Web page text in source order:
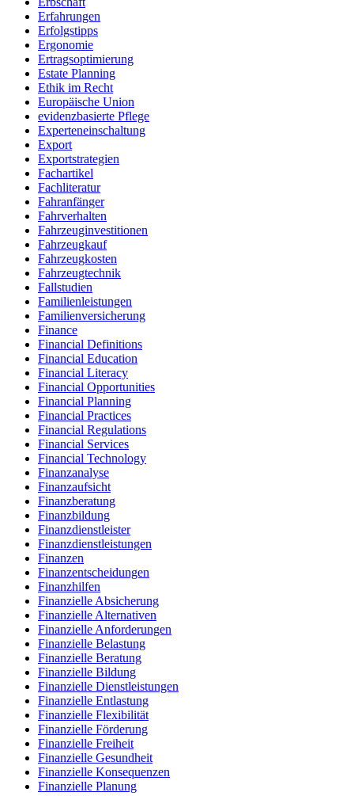
Erfahrungen
Erfolgstipps
Ergonomie
Ertragsoptimierung
Estate Planning
Ethik im Recht
Europäische Union
evidenzbasierte Pflege
Experteneinschaltung
Export
Exportstrategien
Fachartikel
Fachliteratur
Fahranfänger
Fahrverhalten
Fahrzeuginvestitionen
Fahrzeugkauf
Fahrzeugkosten
Fahrzeugtechnik
Fallstudien
Familienleistungen
Familienversicherung
Finance
Financial Definitions
Financial Education
Financial Literacy
Financial Opportunities
Financial Planning
Financial Practices
Financial Regulations
Financial Services
Financial Technology
Finanzanalyse
Finanzaufsicht
Finanzberatung
Finanzbildung
Finanzdienstleister
Finanzdienstleistungen
Finanzen
Finanzentscheidungen
Finanzhilfen
Finanzielle Absicherung
Finanzielle Alternativen
Finanzielle Anforderungen
Finanzielle Belastung
Finanzielle Beratung
Finanzielle Bildung
Finanzielle Dienstleistungen
Finanzielle Entlastung
Finanzielle Flexibilität
Finanzielle Förderung
Finanzielle Freiheit
Finanzielle Gesundheit
Finanzielle Konsequenzen
Finanzielle Planung